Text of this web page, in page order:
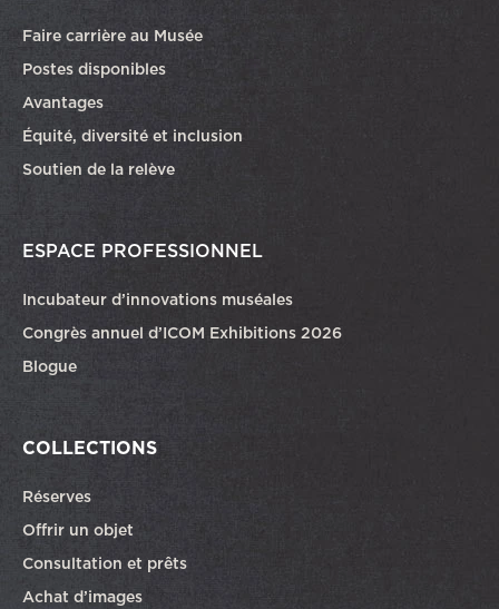
Faire carrière au Musée
Postes disponiblesCe lien ouvrira dans une autre fenêtre
Avantages
Équité, diversité et inclusion
Soutien de la relève
ESPACE PROFESSIONNEL
Incubateur d’innovations muséales
Congrès annuel d’ICOM Exhibitions 2026
Blogue
COLLECTIONS
Réserves
Offrir un objet
Consultation et prêts
Achat d’images